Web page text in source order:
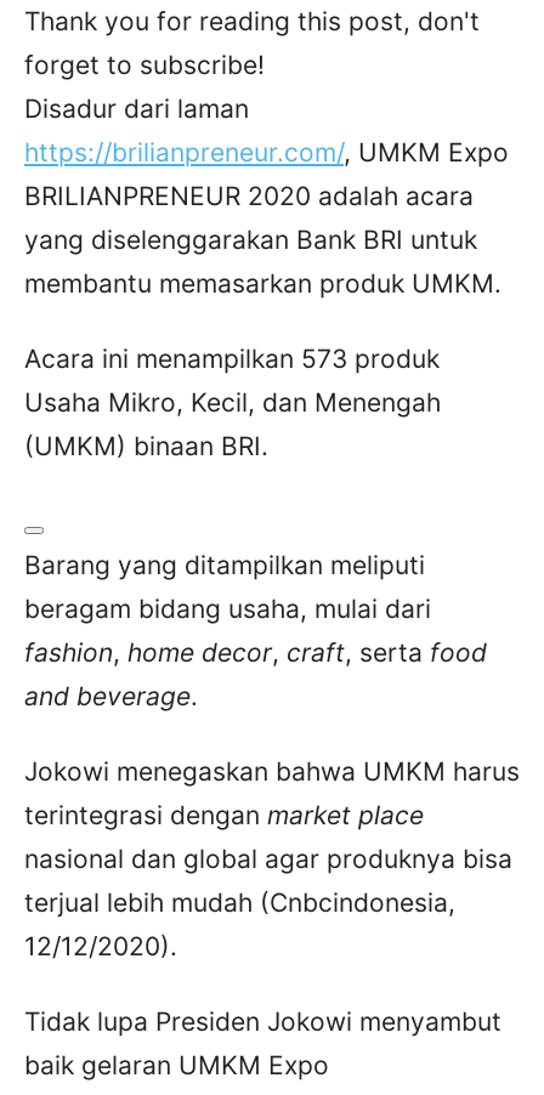
Thank you for reading this post, don't
forget to subscribe!
Disadur dari laman
https://brilianpreneur.com/, UMKM Expo
BRILIANPRENEUR 2020 adalah acara
yang diselenggarakan Bank BRI untuk
membantu memasarkan produk UMKM.
Acara ini menampilkan 573 produk
Usaha Mikro, Kecil, dan Menengah
(UMKM) binaan BRI.
Barang yang ditampilkan meliputi
beragam bidang usaha, mulai dari
fashion, home decor, craft, serta food
and beverage.
Jokowi menegaskan bahwa UMKM harus
terintegrasi dengan market place
nasional dan global agar produknya bisa
terjual lebih mudah (Cnbcindonesia,
12/12/2020).
Tidak lupa Presiden Jokowi menyambut
baik gelaran UMKM Expo